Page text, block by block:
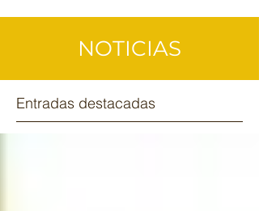
NOTICIAS
Entradas destacadas